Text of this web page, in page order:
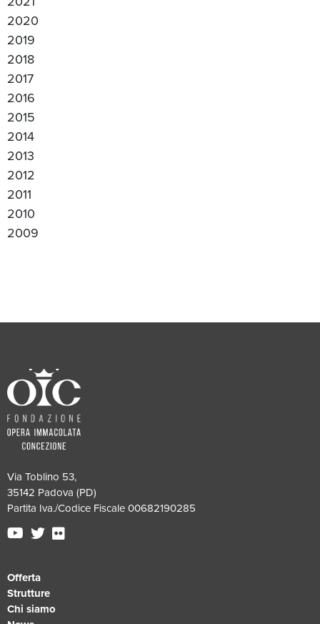
2020
2019
2018
2017
2016
2015
2014
2013
2012
2011
2010
2009
Via Toblino 53,
35142 Padova (PD)
Partita Iva./Codice Fiscale 00682190285
Offerta
Strutture
Chi siamo